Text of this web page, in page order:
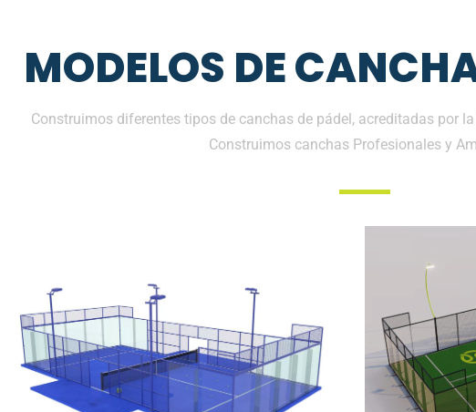
MODELOS DE
Construimos diferentes tipos de canchas de pádel, acreditadas por
Construimos canchas Profesionales y